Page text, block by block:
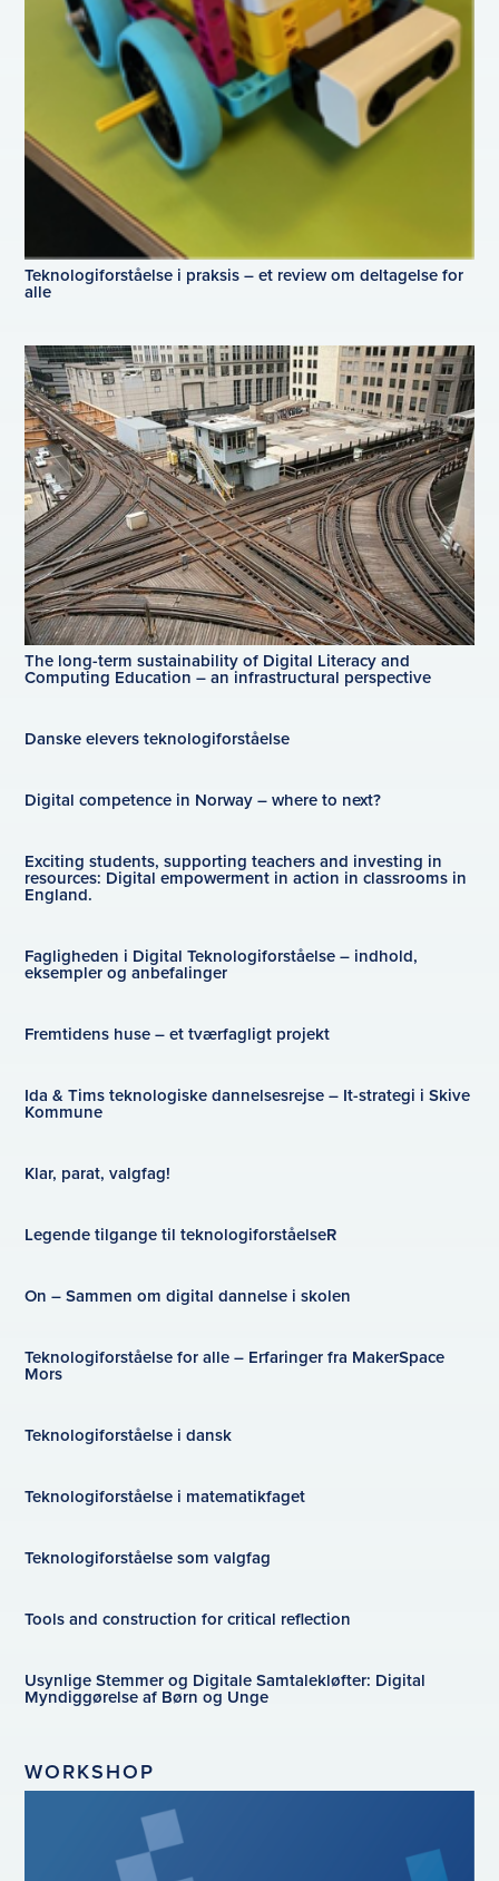
Teknologiforståelse i praksis – et review om deltagelse for
alle
The long-term sustainability of Digital Literacy and
Computing Education – an infrastructural perspective
Danske elevers teknologiforståelse
Digital competence in Norway – where to next?
Exciting students, supporting teachers and investing in
resources: Digital empowerment in action in classrooms in
England.
Fagligheden i Digital Teknologiforståelse – indhold,
eksempler og anbefalinger
Fremtidens huse – et tværfagligt projekt
Ida & Tims teknologiske dannelsesrejse – It-strategi i Skive
Kommune
Klar, parat, valgfag!
Legende tilgange til teknologiforståelseR
On – Sammen om digital dannelse i skolen
Teknologiforståelse for alle – Erfaringer fra MakerSpace
Mors
Teknologiforståelse i dansk
Teknologiforståelse i matematikfaget
Teknologiforståelse som valgfag
Tools and construction for critical reflection
Usynlige Stemmer og Digitale Samtalekløfter: Digital
Myndiggørelse af Børn og Unge
WORKSHOP